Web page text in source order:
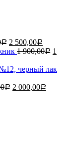
Р 2 500,00Р
1 900,00Р 1
черный лак
Р 2 000,00Р